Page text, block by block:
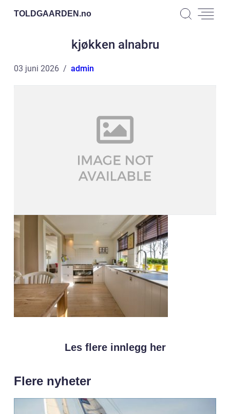
TOLDGAARDEN.no
kjøkken alnabru
03 juni 2026 admin
Les flere innlegg her
Flere nyheter